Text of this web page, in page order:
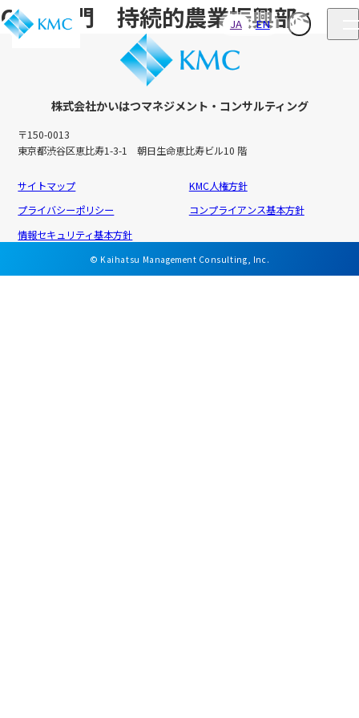
JA EN
ODA部門 持続的農業振興部<
株式会社かいはつマネジメント・コンサルティング
〒150-0013
東京都渋谷区恵比寿1-3-1 朝日生命恵比寿ビル10 階
サイトマップ
KMC人権方針
プライバシーポリシー
コンプライアンス基本方針
情報セキュリティ基本方針
© Kaihatsu Management Consulting, Inc.